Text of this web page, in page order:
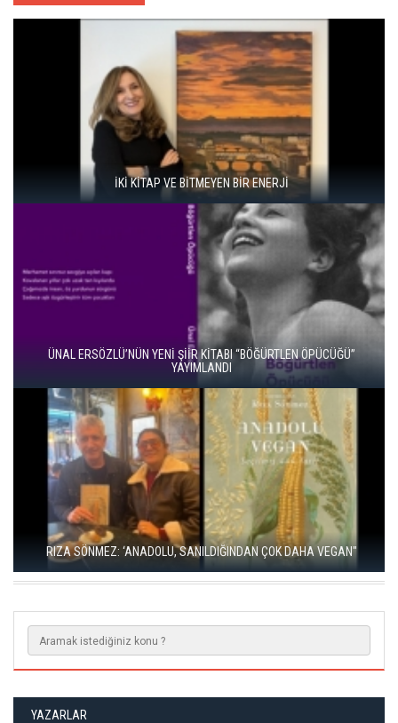
İKİ KİTAP VE BİTMEYEN BİR ENERJİ
ÜNAL ERSÖZLÜ’NÜN YENİ ŞİİR KİTABI “BÖĞÜRTLEN ÖPÜCÜĞÜ”
YAYIMLANDI
RIZA SÖNMEZ: ‘ANADOLU, SANILDIĞINDAN ÇOK DAHA VEGAN"
YAZARLAR